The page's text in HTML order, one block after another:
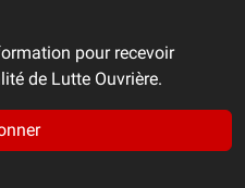
pour recevoir
de Lutte Ouvrière.